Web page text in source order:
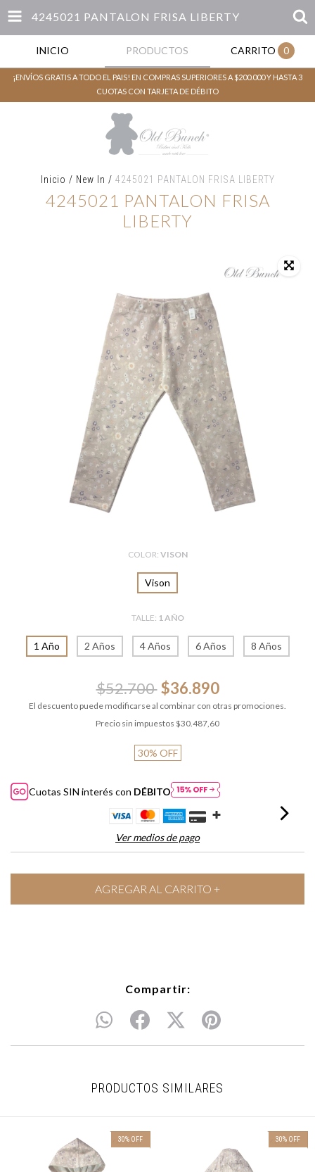
4245021 PANTALON FRISA LIBERTY
INICIO PRODUCTOS CARRITO 0
¡ENVÍOS GRATIS A TODO EL PAIS! EN COMPRAS SUPERIORES A $200.000 Y HASTA 3
CUOTAS CON TARJETA DE DÉBITO
Inicio / New In / 4245021 PANTALON FRISA LIBERTY
4245021 PANTALON FRISA
LIBERTY
COLOR: VISON
Vison
TALLE: 1 AÑO
1 Año 2 Años 4 Años 6 Años 8 Años
$52.700 $36.890
El descuento puede modificarse al combinar con otras promociones.
Precio sin impuestos $30.487,60
30% OFF
Cuotas SIN interés con DÉBITO
Ver medios de pago
Compartir:
PRODUCTOS SIMILARES
30% OFF 30% OFF